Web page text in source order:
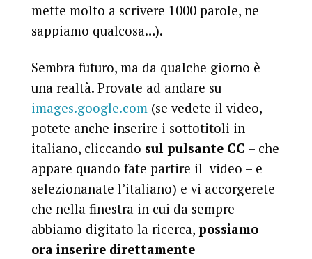
mette molto a scrivere 1000 parole, ne
sappiamo qualcosa…).
Sembra futuro, ma da qualche giorno è
una realtà. Provate ad andare su
images.google.com(se vedete il video,
potete anche inserire i sottotitoli in
italiano, cliccando sul pulsante CC – che
appare quando fate partire il video – e
selezionanate l’italiano) e vi accorgerete
che nella finestra in cui da sempre
abbiamo digitato la ricerca, possiamo
ora inserire direttamente